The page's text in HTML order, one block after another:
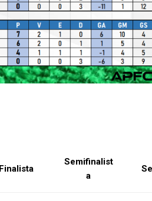
Finalista
Semifinalist
a